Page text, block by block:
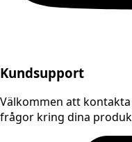
Kundsupport
Välkommen att
frågor kring dina